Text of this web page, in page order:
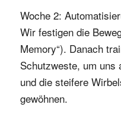
Woche 2:
Wir festigen die
Memory“). Danach
Schutzweste, um uns
und die steifere
gewöhnen.